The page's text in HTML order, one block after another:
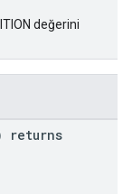
değerini
returns